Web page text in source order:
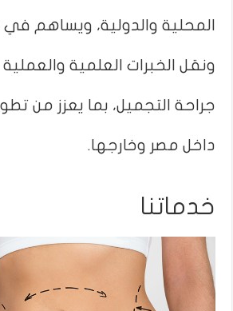
المحلية والدولية، ويساهم في
ونقل الخبرات العلمية
جراحة التجميل، بما يعزز من
داخل مصر وخارجها.
خدماتنا